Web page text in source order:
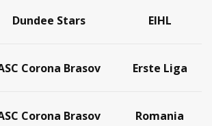
Dundee Stars EIHL
Corona Brasov Erste Liga
Corona Brasov Romania